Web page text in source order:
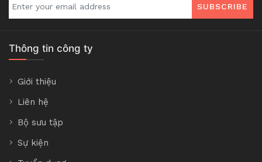
SUBSCRIBE
Thông tin công ty
Giới thiệu
Liên hệ
Bộ sưu tập
Sự kiện